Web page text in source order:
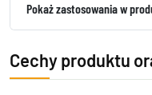
Pokaż zastosowania w
Cechy produktu